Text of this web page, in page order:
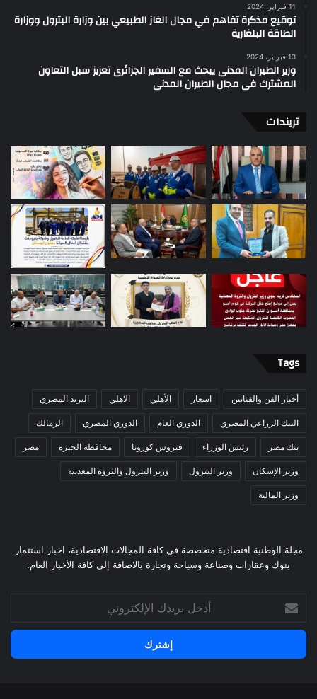
11 فبراير، 2024
توقيع مذكرة تفاهم في مجال الغاز الطبيعي بين وزارة البترول ووزارة
الطاقة البلغارية
13 فبراير، 2024
وزير الطيران المدنى يبحث مع السفير الجزائرى تعزيز سبل التعاون
المشترك فى مجال الطيران المدنى
تريندات
Tags
أخبار الفن والفنانين اسعار الأهلي الاهلي البريد المصري
البنك الزراعي المصري الدوري العام الدوري المصري الزمالك
بنك مصر رئيس الوزراء فيروس كورونا محافظة الجيزة مصر
وزير الإسكان وزير البترول وزير البترول والثروة المعدنية
وزير المالية
مجلة الوطنية اقتصادية متخصصة في كافة المجالات الاقتصادية، اخبار استثمار
بنوك وعقارات وصناعة وسياحة وتجارة بالاضافة إلى كافة الأخبار العام.
بريدك
الإلكتروني